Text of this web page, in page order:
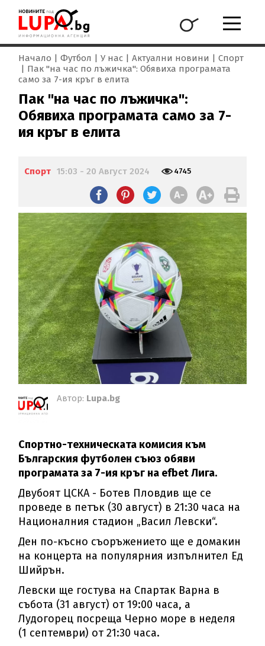
Начало Футбол У нас Актуални новини
Спорт
Пак "на час по лъжичка": Обявиха програмата
само за 7-ия кръг в елита
Пак "на час по лъжичка":
Обявиха програмата само за 7-
ия кръг в елита
Спорт 15:03 - 20 Август 2024 4745
Автор: Lupa.bg
Спортно-техническата комисия към
Българския футболен съюз обяви
програмата за 7-ия кръг на efbet Лига.
Двубоят ЦСКА - Ботев Пловдив ще се
проведе в петък (30 август) в 21:30 часа на
Националния стадион „Васил Левски“.
Ден по-късно съоръжението ще е домакин
на концерта на популярния изпълнител Ед
Шийрън.
Левски ще гостува на Спартак Варна в
събота (31 август) от 19:00 часа, а
Лудогорец посреща Черно море в неделя
(1 септември) от 21:30 часа.